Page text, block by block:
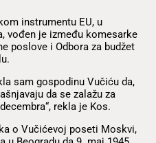
instrumentu EU, u
vođen je između komesarke
poslove i Odbora za budžet
sam gospodinu Vučiću da,
da se zalažu za
rekla je Kos.
o Vučićevoj poseti Moskvi,